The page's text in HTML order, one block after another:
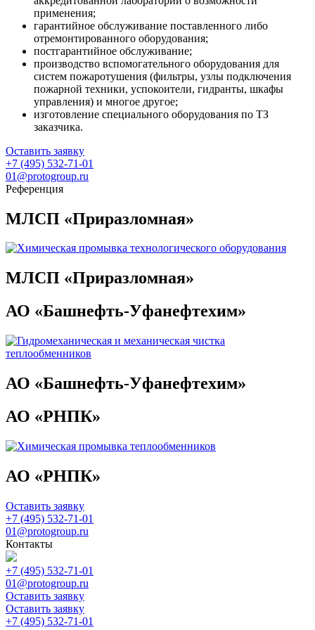
применения;
гарантийное обслуживание поставленного либо
отремонтированного оборудования;
постгарантийное обслуживание;
производство вспомогательного оборудования для
систем пожаротушения (фильтры, узлы подключения
пожарной техники, успокоители, гидранты, шкафы
управления) и многое другое;
изготовление специального оборудования по ТЗ
заказчика.
Оставить заявку
+7 (495) 532-71-01
01@protogroup.ru
Референция
МЛСП «Приразломная»
МЛСП «Приразломная»
АО «Башнефть-Уфанефтехим»
АО «Башнефть-Уфанефтехим»
АО «РНПК»
АО «РНПК»
Оставить заявку
+7 (495) 532-71-01
01@protogroup.ru
Контакты
+7 (495) 532-71-01
01@protogroup.ru
Оставить заявку
Оставить заявку
+7 (495) 532-71-01